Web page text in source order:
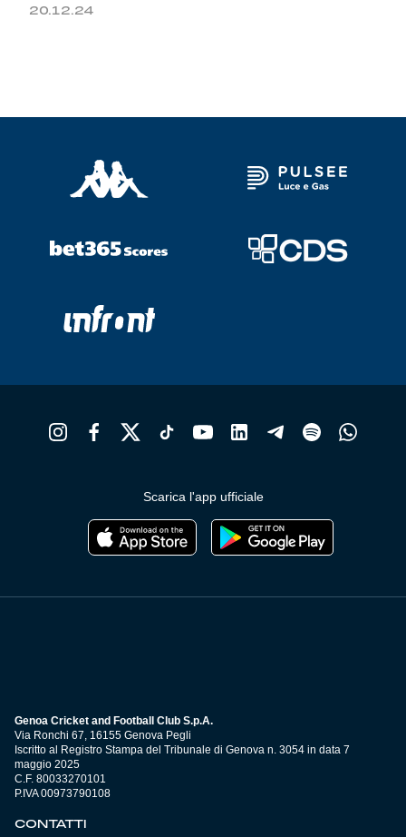
20.12.24
Scarica l'app ufficiale
Genoa Cricket and Football Club S.p.A.
Via Ronchi 67, 16155 Genova Pegli
Iscritto al Registro Stampa del Tribunale di Genova n. 3054 in data 7
maggio 2025
C.F. 80033270101
P.IVA 00973790108
CONTATTI